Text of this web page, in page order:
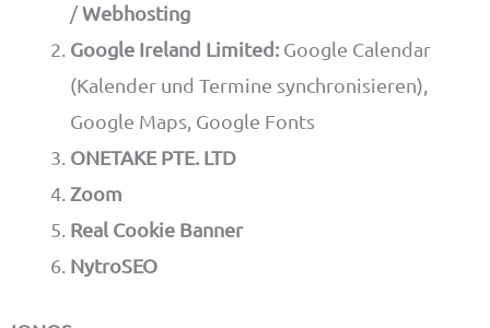
/Webhosting
Google Ireland Limited: Google Calendar
(Kalender und Termine synchronisieren),
Google Maps, Google Fonts
ONETAKE PTE. LTD
Zoom
Real Cookie Banner
NytroSEO